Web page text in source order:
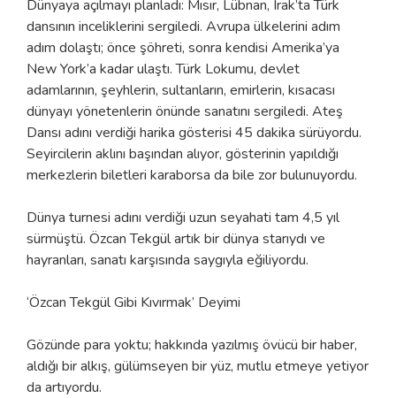
Dünyaya açılmayı planladı: Mısır, Lübnan, Irak’ta Türk
dansının inceliklerini sergiledi. Avrupa ülkelerini adım
adım dolaştı; önce şöhreti, sonra kendisi Amerika’ya
New York’a kadar ulaştı. Türk Lokumu, devlet
adamlarının, şeyhlerin, sultanların, emirlerin, kısacası
dünyayı yönetenlerin önünde sanatını sergiledi. Ateş
Dansı adını verdiği harika gösterisi 45 dakika sürüyordu.
Seyircilerin aklını başından alıyor, gösterinin yapıldığı
merkezlerin biletleri karaborsa da bile zor bulunuyordu.
Dünya turnesi adını verdiği uzun seyahati tam 4,5 yıl
sürmüştü. Özcan Tekgül artık bir dünya starıydı ve
hayranları, sanatı karşısında saygıyla eğiliyordu.
‘Özcan Tekgül Gibi Kıvırmak’ Deyimi
Gözünde para yoktu; hakkında yazılmış övücü bir haber,
aldığı bir alkış, gülümseyen bir yüz, mutlu etmeye yetiyor
da artıyordu.